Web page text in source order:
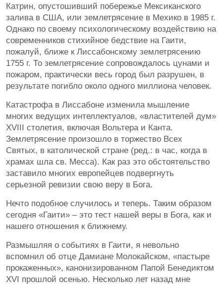
Катрин, опустошивший побережье Мексиканского
залива в США, или землетрясение в Мехико в 1985 г.
Однако по своему психологическому воздействию на
современников стихийное бедствие на Гаити,
пожалуй, ближе к Лиссабонскому землетрясению
1755 г. То землетрясение сопровождалось цунами и
пожаром, практически весь город был разрушен, в
результате погибло около одного миллиона человек.
Катастрофа в Лиссабоне изменила мышление
многих ведущих интеллектуалов, «властителей дум»
XVIII столетия, включая Вольтера и Канта.
Землетрясение произошло в торжество Всех
Святых, в католической стране (ред.: в час, когда в
храмах шла св. Месса). Как раз это обстоятельство
заставило многих европейцев подвергнуть
серьезной ревизии свою веру в Бога.
Нечто подобное случилось и теперь. Таким образом
сегодня «Гаити» – это тест нашей веры в Бога, как и
нашего отношения к ближнему.
Размышляя о событиях в Гаити, я невольно
вспомнил об отце Дамиане Молокайском, «пастыре
прокаженных», канонизированном Папой Бенедиктом
XVI прошлой осенью. Несколько лет назад мне